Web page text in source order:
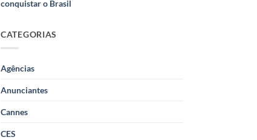
conquistar o Brasil
CATEGORIAS
Agências
Anunciantes
Cannes
CES